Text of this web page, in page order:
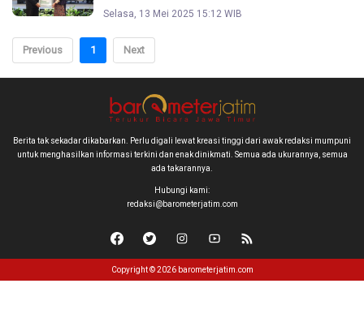
Selasa, 13 Mei 2025 15:12 WIB
Previous 1 Next
Berita tak sekadar dikabarkan. Perlu digali lewat kreasi tinggi dari awak redaksi mumpuni
untuk menghasilkan informasi terkini dan enak dinikmati. Semua ada ukurannya, semua
ada takarannya.
Hubungi kami:
redaksi@barometerjatim.com
Copyright © 2026 barometerjatim.com